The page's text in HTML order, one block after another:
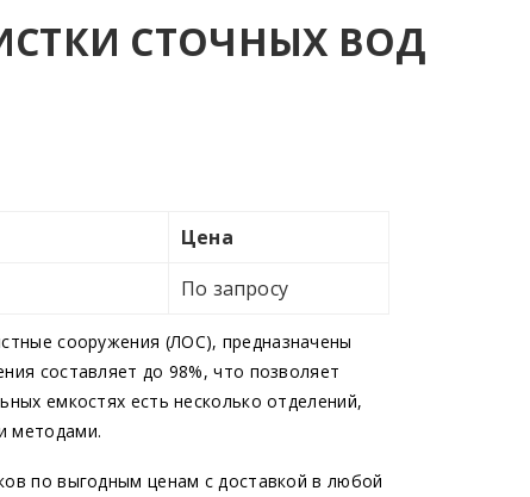
СТОЧНЫХ ВОД
Цена
По запросу
сооружения (ЛОС), предназначены
составляет до 98%, что позволяет
емкостях есть несколько отделений,
методами.
по выгодным ценам с доставкой в любой